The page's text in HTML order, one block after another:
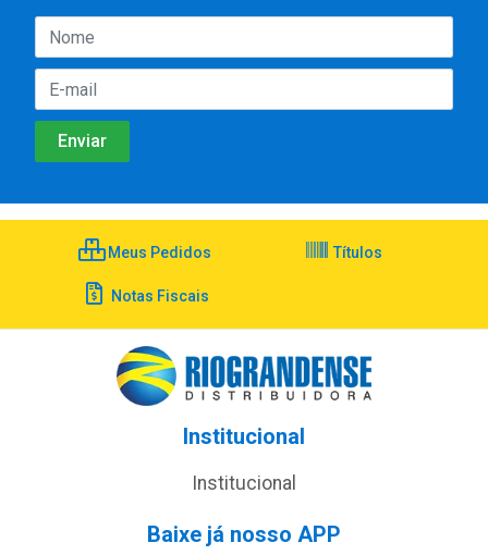
Meus Pedidos Títulos
Notas Fiscais
Institucional
Institucional
Baixe já nosso APP